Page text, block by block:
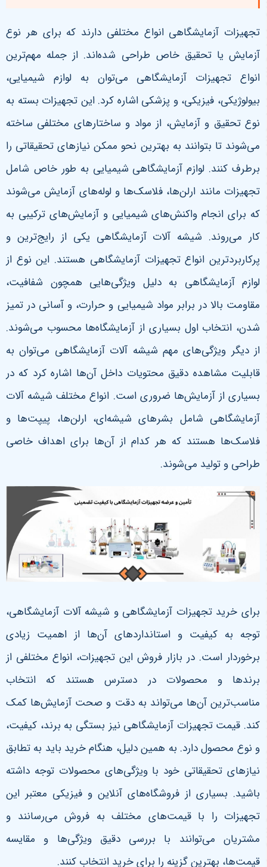
تجهیزات آزمایشگاهی انواع مختلفی دارند که برای هر نوع
آزمایش یا تحقیق خاص طراحی شده‌اند. از جمله مهم‌ترین
انواع تجهیزات آزمایشگاهی می‌توان به لوازم شیمیایی،
بیولوژیکی، فیزیکی، و پزشکی اشاره کرد. این تجهیزات بسته به
نوع تحقیق و آزمایش، از مواد و ساختارهای مختلفی ساخته
می‌شوند تا بتوانند به بهترین نحو ممکن نیازهای تحقیقاتی را
برطرف کنند. لوازم آزمایشگاهی شیمیایی به طور خاص شامل
تجهیزات مانند ارلن‌ها، فلاسک‌ها و لوله‌های آزمایش می‌شوند
که برای انجام واکنش‌های شیمیایی و آزمایش‌های ترکیبی به
کار می‌روند. شیشه آلات آزمایشگاهی یکی از رایج‌ترین و
پرکاربردترین انواع تجهیزات آزمایشگاهی هستند. این نوع از
لوازم آزمایشگاهی به دلیل ویژگی‌هایی همچون شفافیت،
مقاومت بالا در برابر مواد شیمیایی و حرارت، و آسانی در تمیز
شدن، انتخاب اول بسیاری از آزمایشگاه‌ها محسوب می‌شوند.
از دیگر ویژگی‌های مهم شیشه آلات آزمایشگاهی می‌توان به
قابلیت مشاهده دقیق محتویات داخل آن‌ها اشاره کرد که در
بسیاری از آزمایش‌ها ضروری است. انواع مختلف شیشه آلات
آزمایشگاهی شامل بشرهای شیشه‌ای، ارلن‌ها، پیپت‌ها و
فلاسک‌ها هستند که هر کدام از آن‌ها برای اهداف خاصی
طراحی و تولید می‌شوند.
برای خرید تجهیزات آزمایشگاهی و شیشه آلات آزمایشگاهی،
توجه به کیفیت و استانداردهای آن‌ها از اهمیت زیادی
برخوردار است. در بازار فروش این تجهیزات، انواع مختلفی از
برندها و محصولات در دسترس هستند که انتخاب
مناسب‌ترین آن‌ها می‌تواند به دقت و صحت آزمایش‌ها کمک
کند. قیمت تجهیزات آزمایشگاهی نیز بستگی به برند، کیفیت،
و نوع محصول دارد. به همین دلیل، هنگام خرید باید به تطابق
نیازهای تحقیقاتی خود با ویژگی‌های محصولات توجه داشته
باشید. بسیاری از فروشگاه‌های آنلاین و فیزیکی معتبر این
تجهیزات را با قیمت‌های مختلف به فروش می‌رسانند و
مشتریان می‌توانند با بررسی دقیق ویژگی‌ها و مقایسه
قیمت‌ها، بهترین گزینه را برای خرید انتخاب کنند.